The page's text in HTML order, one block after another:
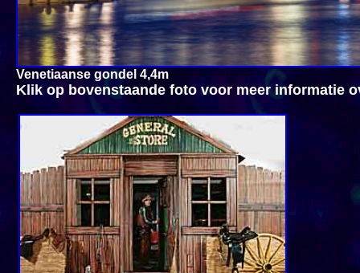
Venetiaanse gondel 4,4m
Klik op bovenstaande foto voor meer informatie